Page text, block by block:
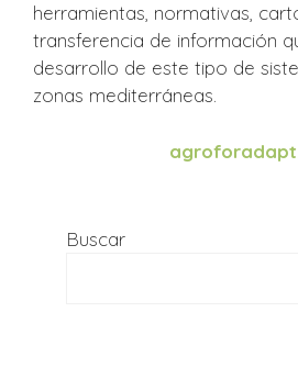
herramientas, normativas,
transferencia de información
desarrollo de este tipo de
zonas mediterráneas.
Buscar